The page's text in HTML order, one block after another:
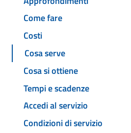
Come fare
Costi
Cosa serve
Cosa si ottiene
Tempi e scadenze
Accedi al servizio
Condizioni di servizio